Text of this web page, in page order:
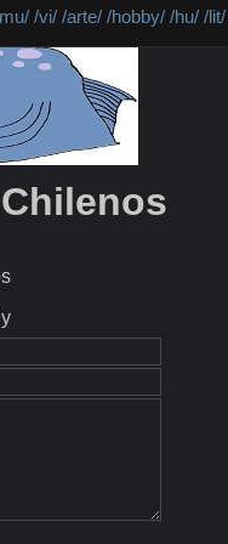
/vi/ /arte/ /hobby/ /hu/ /lit/